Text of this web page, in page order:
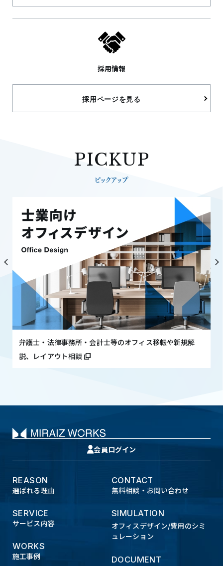
採用情報
採用ページを見る
PICKUP
ピックアップ
弁護士・法律事務所・会計士等のオフィス移転や新規解
説、レイアウト相談
会員ログイン
REASON
選ばれる理由
SERVICE
サービス内容
WORKS
施工事例
CONTACT
無料相談・お問い合わせ
SIMULATION
オフィスデザイン/費用のシミ
ュレーション
DOCUMENT